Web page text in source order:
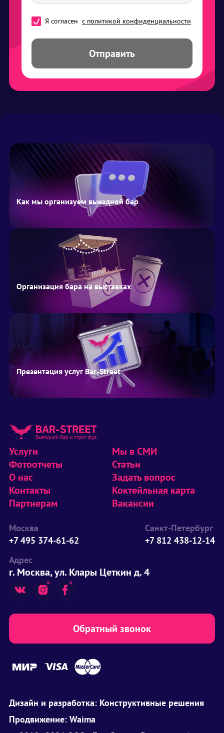
Я согласен с политикой конфиденциальности
Отправить
Как мы организуем выездной бар
Организация бара на выставках
Презентация услуг Bar-Street
Услуги
Фотоотчеты
О нас
Контакты
Партнерам
Мы в СМИ
Статьи
Задать вопрос
Коктейльная карта
Вакансии
Москва
+7 495 374-61-62
Санкт-Петербург
+7 812 438-12-14
Адрес
г. Москва, ул. Клары Цеткин д. 4
Обратный звонок
Дизайн и разработка: Конструктивные решения
Продвижение: Waima